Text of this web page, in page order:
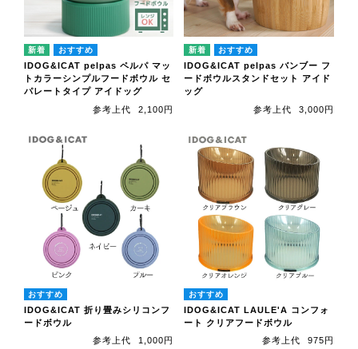
IDOG&ICAT pelpas ペルパ マッ
トカラーシンプルフードボウル セ
パレートタイプ アイドッグ
参考上代
2,100円
IDOG&ICAT pelpas バンブー フ
ードボウルスタンドセット アイド
ッグ
参考上代
3,000円
IDOG&ICAT 折り畳みシリコンフ
ードボウル
参考上代
1,000円
IDOG&ICAT LAULE'A コンフォ
ート クリアフードボウル
参考上代
975円